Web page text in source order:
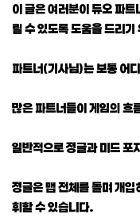
이 글은 여러분이 듀오 파
릴 수 있도록 도움을 드리
파트너(기사님)는 보통 어
많은 파트너들이 게임의 흐
일반적으로 정글과 미드 포
정글은 맵 전체를 돌며 개
휘할 수 있습니다.